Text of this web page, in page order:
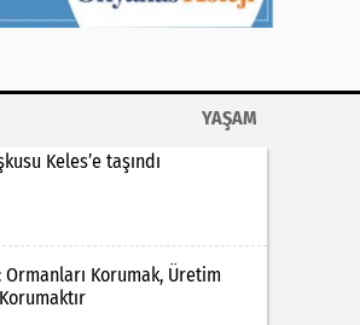
YAŞAM
Keles’e taşındı
Ormanları Korumak, Üretim